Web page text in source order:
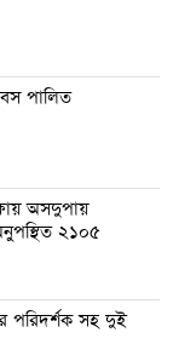
পালিত
অসদুপায়
২১০৫
পরিদর্শক সহ দুই